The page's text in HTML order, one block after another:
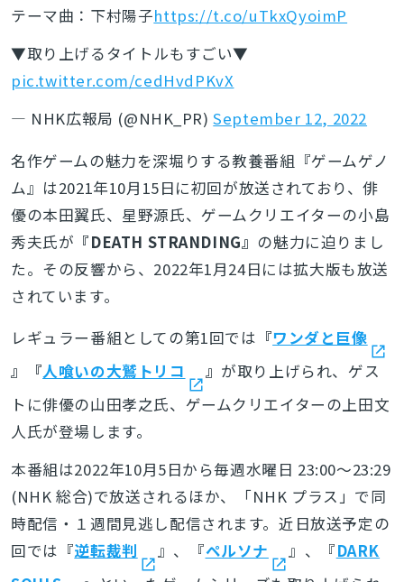
テーマ曲：下村陽子https://t.co/uTkxQyoimP
▼取り上げるタイトルもすごい▼
pic.twitter.com/cedHvdPKvX
— NHK広報局 (@NHK_PR)September 12, 2022
名作ゲームの魅力を深堀りする教養番組『ゲームゲノ
ム』は2021年10月15日に初回が放送されており、俳
優の本田翼氏、星野源氏、ゲームクリエイターの小島
秀夫氏が 『DEATH STRANDING』 の魅力に迫りまし
た。その反響から、2022年1月24日には拡大版も放送
されています。
レギュラー番組としての第1回では 『ワンダと巨像
』『人喰いの大鷲トリコ 』 が取り上げられ、ゲス
トに俳優の山田孝之氏、ゲームクリエイターの上田文
人氏が登場します。
本番組は2022年10月5日から毎週水曜日 23:00～23:29
(NHK 総合)で放送されるほか、「NHK プラス」で同
時配信・１週間見逃し配信されます。近日放送予定の
回では『逆転裁判 』、『ペルソナ 』、『DARK